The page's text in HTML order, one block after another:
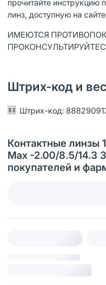
прочитайте инструкцию
линз, доступную на сайте
ИМЕЮТСЯ
Штрих-код и вес
Штрих-код:
Контактные линзы
Max -2.00/8.5/14.3
покупателей и